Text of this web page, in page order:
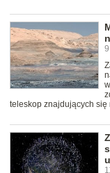
teleskop znajdujących się